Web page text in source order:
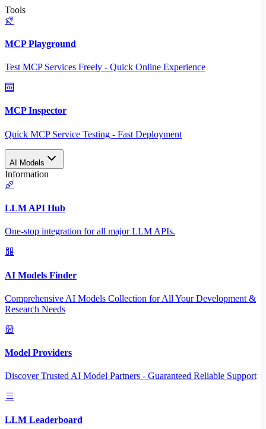
Tools
MCP Playground
Test MCP Services Freely - Quick Online Experience
MCP Inspector
Quick MCP Service Testing - Fast Deployment
AI Models
Information
LLM API Hub
One-stop integration for all major LLM APIs.
AI Models Finder
Comprehensive AI Models Collection for All Your Development &
Research Needs
Model Providers
Discover Trusted AI Model Partners - Guaranteed Reliable Support
LLM Leaderboard